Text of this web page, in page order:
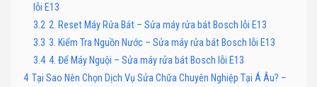
lỗi E13
3.2 2. Reset Máy Rửa Bát – Sửa máy rửa bát Bosch lỗi E13
3.3 3. Kiểm Tra Nguồn Nước – Sửa máy rửa bát Bosch lỗi E13
3.4 4. Để Máy Nguội – Sửa máy rửa bát Bosch lỗi E13
4 Tại Sao Nên Chọn Dịch Vụ Sửa Chữa Chuyên Nghiệp Tại Á Âu? –